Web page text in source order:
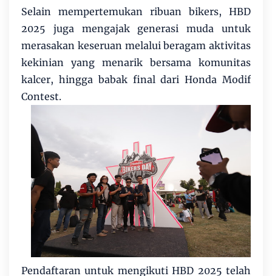
Selain mempertemukan ribuan bikers, HBD
2025 juga mengajak generasi muda untuk
merasakan keseruan melalui beragam aktivitas
kekinian yang menarik bersama komunitas
kalcer, hingga babak final dari Honda Modif
Contest.
Pendaftaran untuk mengikuti HBD 2025 telah